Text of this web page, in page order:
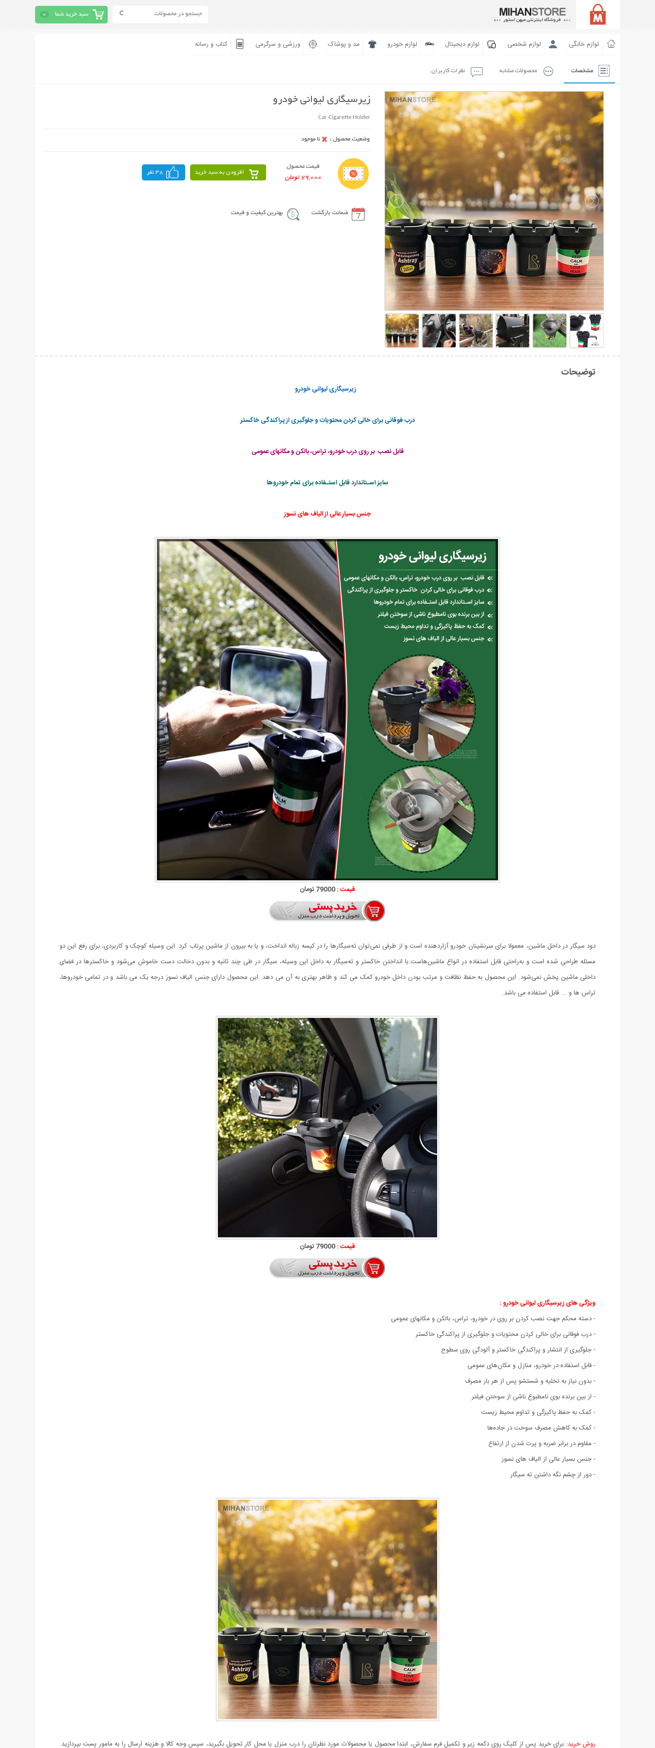
سبد خرید شما 0
لوازم خانگی لوازم شخصی لوازم دیجیتال لوازم خودرو مد و پوشاک ورزشی و سرگرمی کتاب و رسانه
مشخصات محصولات مشابه نظرات کاربران
زیرسیگاری لیوانی خودرو
Car Cigarette Holder
قیمت محصول
79,000 تومان
افزودن به سبد خرید 38 نفر
ضمانت بازگشت بهترین کیفیت و قیمت
توضیحات
زیرسیگاری لیوانی خودرو
درب فوقانی برای خالی کردن محتویات و جلوگیری از پراکندگی خاکستر
قابل نصب بر روی درب خودرو، تراس، بالکن و مکانهای عمومی
سایز اسـتاندارد قابل استـفاده برای تمام خودروها
جنس بسیار عالی از الیاف های نسوز
قیمت :79000 تومان
دود سیگار در داخل ماشین، معمولا برای سرنشینان خودرو آزاردهنده است و از طرفی نمی‌توان ته‌سیگارها را در کیسه زباله انداخت، و یا به بیرون از ماشین پرتاب کرد. این وسیله کوچک و کاربردی، برای رفع این دو
مسئله طراحی شده است و به‌راحتی قابل استفاده در انواع ماشین‌هاست.با انداختن خاکستر و ته‌سیگار به داخل این وسیله، سیگار در طی چند ثانیه و بدون دخالت دست خاموش می‌شود و خاکسترها در فضای
داخلی ماشین پخش نمی‌شود. این محصول به حفظ نظافت و مرتب بودن داخل خودرو کمک می کند و ظاهر بهتری به آن می دهد. این محصول دارای جنس الیاف نسوز درجه یک می باشد و در تمامی خودروها،
تراس ها و ... قابل استفاده می باشد.
قیمت :79000 تومان
ویژگی های زیرسیگاری لیوانی خودرو :
- دسته محکم جهت نصب کردن بر روی در خودرو، تراس، بالکن و مکانهای عمومی
- درب فوقانی برای خالی کردن محتویات و جلوگیری از پراکندگی خاکستر
- جلوگیری از انتشار و پراکندگی خاکستر و آلودگی روی سطوح
- قابل استفاده در خودرو، منازل و مکان‌های عمومی
- بدون نیاز به تخلیه و شستشو پس از هر بار مصرف
- از بین برنده بوی نامطبوع ناشی از سوختن فیلتر
- کمک به حفظ پاکیزگی و تداوم محیط زیست
- کمک به کاهش مصرف سوخت در جاده‌ها
- مقاوم در برابر ضربه و پرت شدن از ارتفاع
- جنس بسیار عالی از الیاف های نسوز
- دور از چشم نگه داشتن ته سیگار
روش خرید: برای خرید پس از کلیک روی دکمه زیر و تکمیل فرم سفارش، ابتدا محصول یا محصولات مورد نظرتان را درب منزل یا محل کار تحویل بگیرید، سپس وجه کالا و هزینه ارسال را به مامور پست بپردازید.